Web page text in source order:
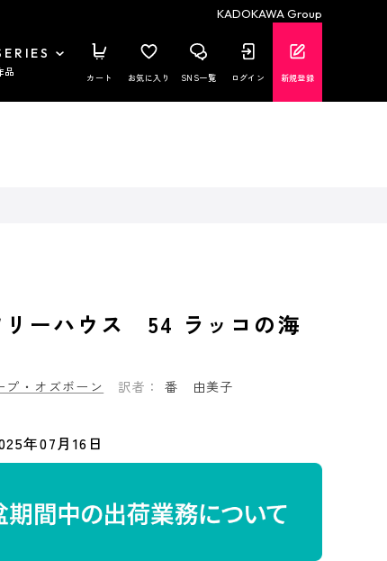
KADOKAWA Group
品 カート お気に入り SNS一覧 ログイン 新規登録
リーハウス 54 ラッコの海
プ・オズボーン 訳者： 番 由美子
年07月16日